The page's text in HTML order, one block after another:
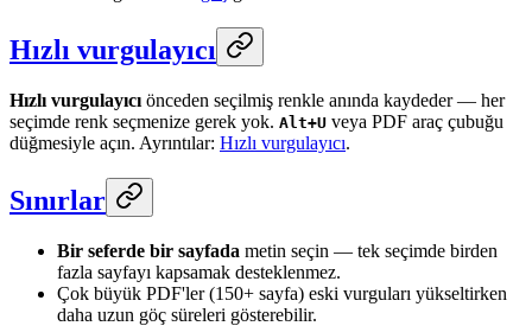
Hızlı vurgulayıcı
Hızlı vurgulayıcı önceden seçilmiş renkle anında kaydeder — her
seçimde renk seçmenize gerek yok. Alt+U veya PDF araç çubuğu
düğmesiyle açın. Ayrıntılar: Hızlı vurgulayıcı.
Sınırlar
Bir seferde bir sayfada metin seçin — tek seçimde birden
fazla sayfayı kapsamak desteklenmez.
Çok büyük PDF'ler (150+ sayfa) eski vurguları yükseltirken
daha uzun göç süreleri gösterebilir.